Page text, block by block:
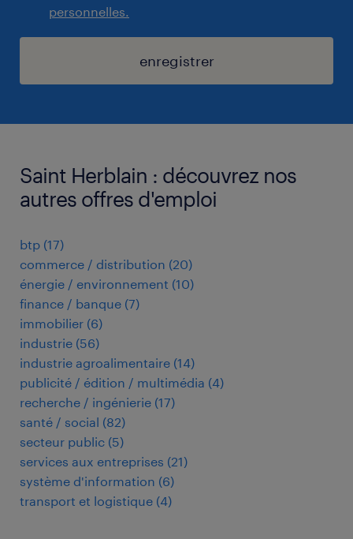
personnelles.
enregistrer
Saint Herblain : découvrez nos
autres offres d'emploi
btp (17)
commerce / distribution (20)
énergie / environnement (10)
finance / banque (7)
immobilier (6)
industrie (56)
industrie agroalimentaire (14)
publicité / édition / multimédia (4)
recherche / ingénierie (17)
santé / social (82)
secteur public (5)
services aux entreprises (21)
système d'information (6)
transport et logistique (4)